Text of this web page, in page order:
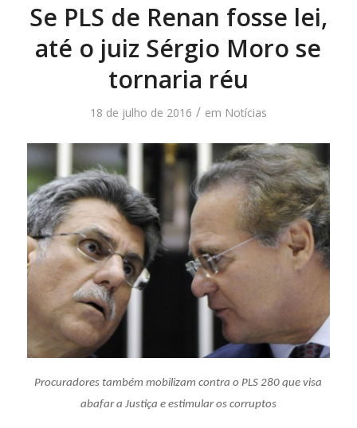
Se PLS de Renan fosse lei,
até o juiz Sérgio Moro se
tornaria réu
18 de julho de 2016 / em Notícias
Procuradores também mobilizam contra o PLS 280 que visa
abafar a Justiça e estimular os corruptos